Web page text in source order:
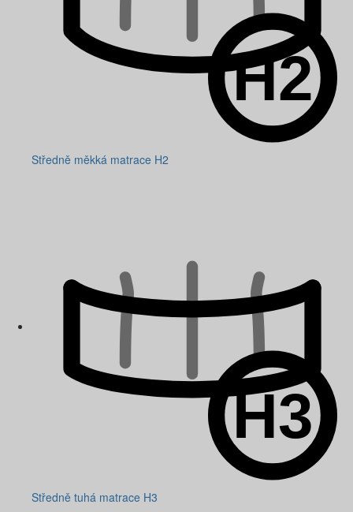
Středně měkká matrace H2
Středně tuhá matrace H3